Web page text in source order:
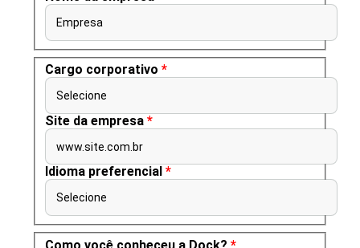
Empresa
Cargo corporativo *
Selecione
Site da empresa *
www.site.com.br
Idioma preferencial *
Selecione
Como você conheceu a Dock? *